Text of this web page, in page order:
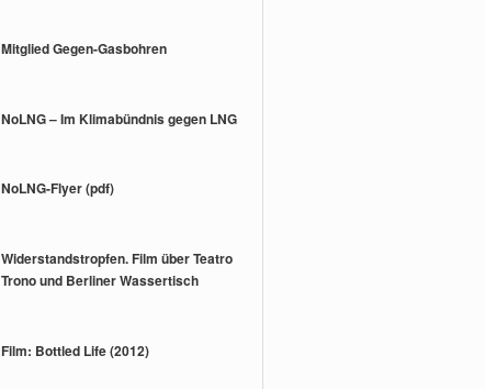
Mitglied Gegen-Gasbohren
NoLNG – Im Klimabündnis gegen LNG
NoLNG-Flyer (pdf)
Widerstandstropfen. Film über Teatro
Trono und Berliner Wassertisch
Film: Bottled Life (2012)